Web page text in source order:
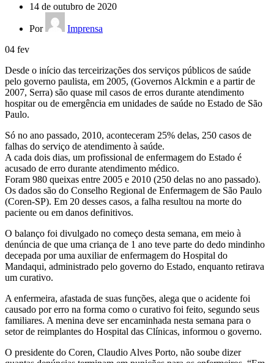
14 de outubro de 2020
Por
Imprensa
04 fev
Desde o início das terceirizações dos serviços públicos de saúde
pelo governo paulista, em 2005, (Governos Alckmin e a partir de
2007, Serra) são quase mil casos de erros durante atendimento
hospitar ou de emergência em unidades de saúde no Estado de São
Paulo.
Só no ano passado, 2010, aconteceram 25% delas, 250 casos de
falhas do serviço de atendimento à saúde.
A cada dois dias, um profissional de enfermagem do Estado é
acusado de erro durante atendimento médico.
Foram 980 queixas entre 2005 e 2010 (250 delas no ano passado).
Os dados são do Conselho Regional de Enfermagem de São Paulo
(Coren-SP). Em 20 desses casos, a falha resultou na morte do
paciente ou em danos definitivos.
O balanço foi divulgado no começo desta semana, em meio à
denúncia de que uma criança de 1 ano teve parte do dedo mindinho
decepada por uma auxiliar de enfermagem do Hospital do
Mandaqui, administrado pelo governo do Estado, enquanto retirava
um curativo.
A enfermeira, afastada de suas funções, alega que o acidente foi
causado por erro na forma como o curativo foi feito, segundo seus
familiares. A menina deve ser encaminhada nesta semana para o
setor de reimplantes do Hospital das Clínicas, informou o governo.
O presidente do Coren, Claudio Alves Porto, não soube dizer